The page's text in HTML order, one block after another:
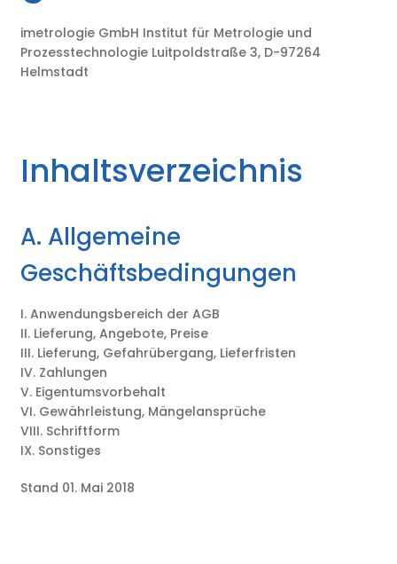
imetrologie GmbH Institut für Metrologie und
Prozesstechnologie Luitpoldstraße 3, D-97264
Helmstadt
Inhaltsverzeichnis
A. Allgemeine
Geschäftsbedingungen
I. Anwendungsbereich der AGB
II. Lieferung, Angebote, Preise
III. Lieferung, Gefahrübergang, Lieferfristen
IV. Zahlungen
V. Eigentumsvorbehalt
VI. Gewährleistung, Mängelansprüche
VIII. Schriftform
IX. Sonstiges
Stand 01. Mai 2018